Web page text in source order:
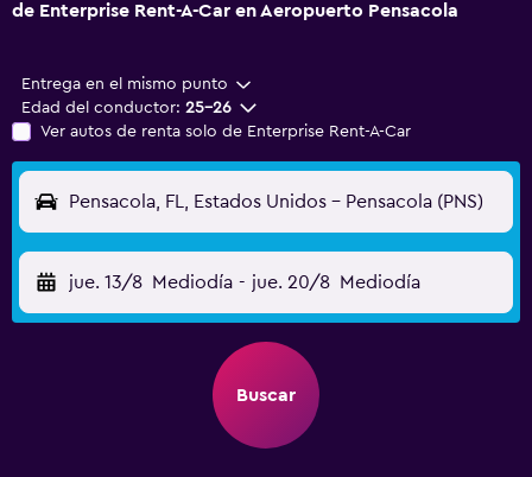
de Enterprise Rent-A-Car en Aeropuerto Pensacola
Entrega en el mismo punto
Edad del conductor: 25-26
Ver autos de renta solo de Enterprise Rent-A-Car
Pensacola, FL, Estados Unidos - Pensacola (PNS)
jue. 13/8 Mediodía - jue. 20/8 Mediodía
Buscar